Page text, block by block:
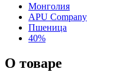
Монголия
APU Company
Пшеница
40%
О товаре